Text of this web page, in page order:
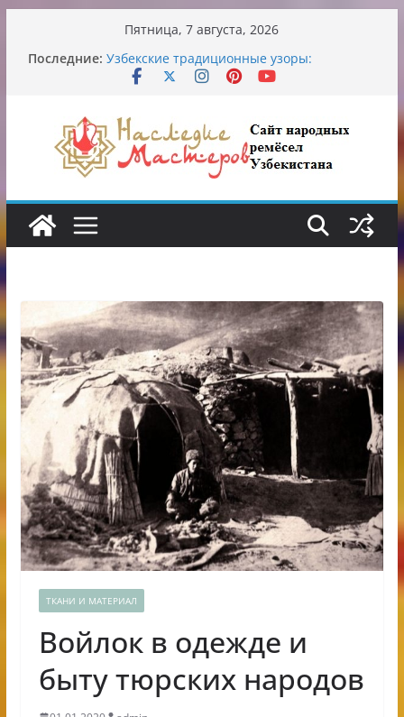
содержимому
Пятница, 7 августа, 2026
Последние: Обрушение на одном из ключевых
перекрёстков Ташкента: перекрыт
символика и происхождение
Аэропорт Ташкента переедет после 2030
года
Опасная диета Алины Загитовой
От знахарей до университетских клиник
ТКАНИ И МАТЕРИАЛ
Войлок в одежде и
быту тюрских народов